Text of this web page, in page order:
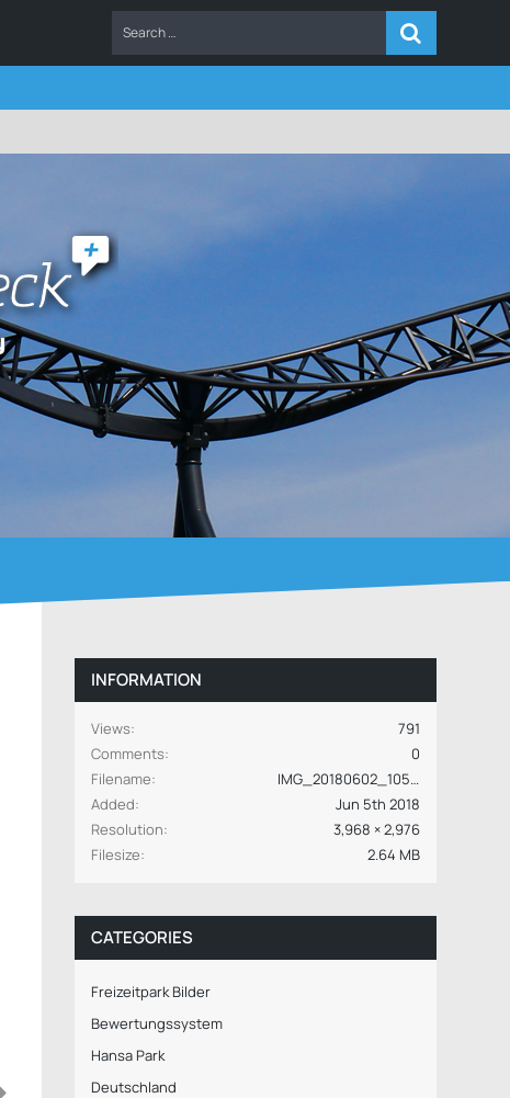
INFORMATION
Views
791
Comments
0
Filename
IMG_20180602_105240.jpg
Added
Jun 5th 2018
Resolution
3,968 × 2,976
Filesize
2.64 MB
CATEGORIES
Freizeitpark Bilder
Bewertungssystem
Hansa Park
Deutschland